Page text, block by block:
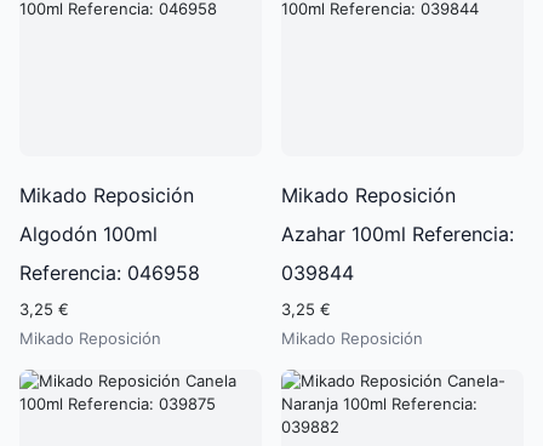
Mikado Reposición
Algodón 100ml
Referencia: 046958
3,25 €
Mikado Reposición
Mikado Reposición
Azahar 100ml Referencia:
039844
3,25 €
Mikado Reposición